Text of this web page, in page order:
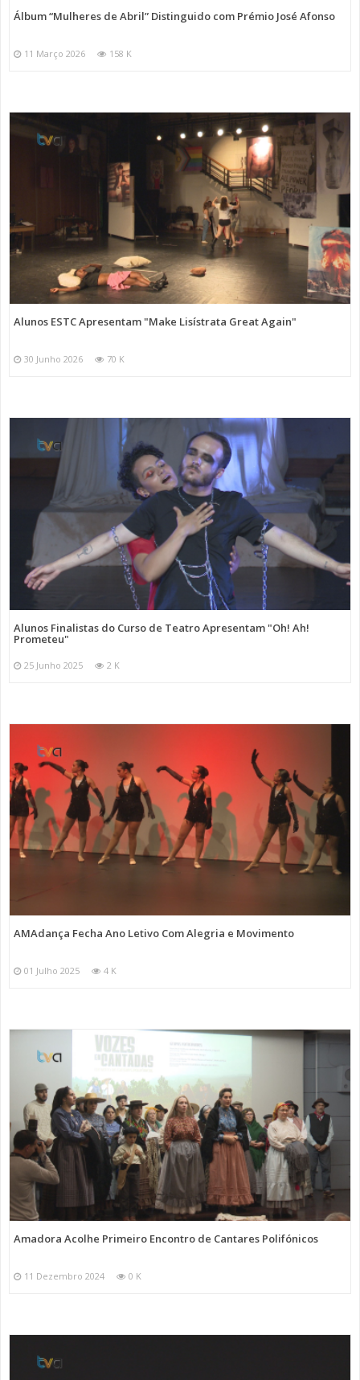
Álbum “Mulheres de Abril” Distinguido com Prémio José Afonso
11 Março 2026 158 K
Alunos ESTC Apresentam "Make Lisístrata Great Again"
30 Junho 2026 70 K
Alunos Finalistas do Curso de Teatro Apresentam "Oh! Ah!
Prometeu"
25 Junho 2025 2 K
AMAdança Fecha Ano Letivo Com Alegria e Movimento
01 Julho 2025 4 K
Amadora Acolhe Primeiro Encontro de Cantares Polifónicos
11 Dezembro 2024 0 K